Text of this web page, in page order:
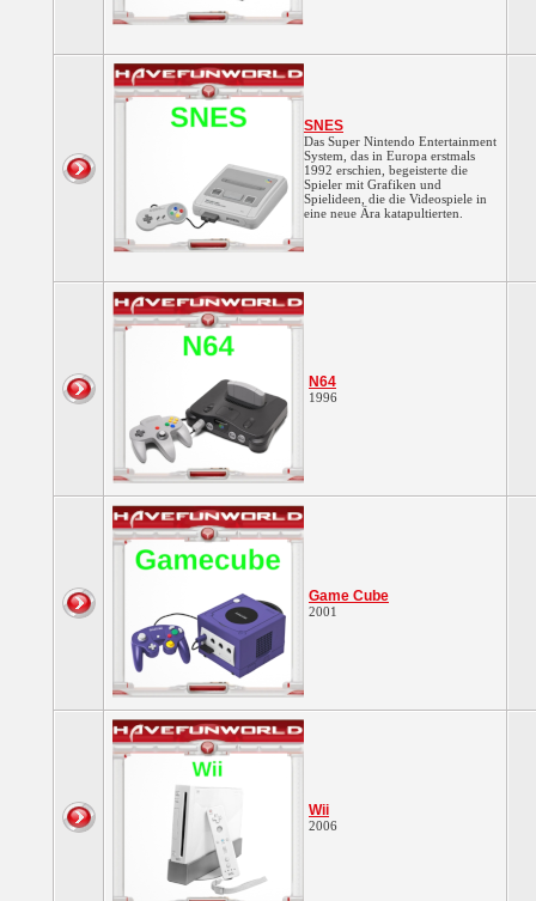
SNES
Das Super Nintendo Entertainment
System, das in Europa erstmals
1992 erschien, begeisterte die
Spieler mit Grafiken und
Spielideen, die die Videospiele in
eine neue Ära katapultierten.
N64
1996
Game Cube
2001
Wii
2006